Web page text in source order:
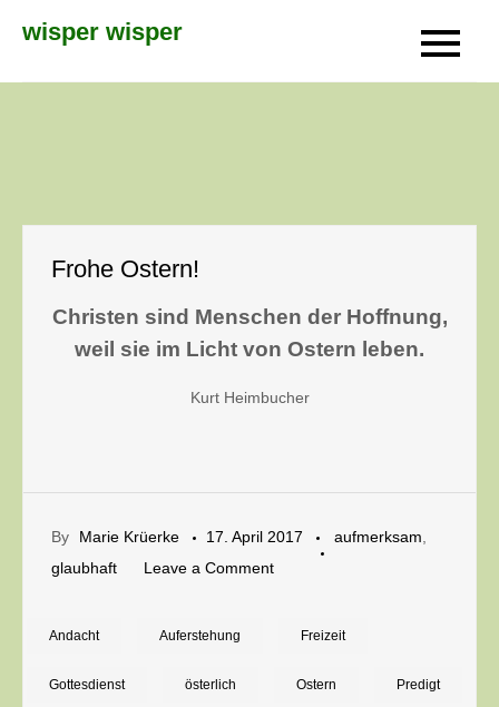
wisper wisper
Frohe Ostern!
Christen sind Menschen der Hoffnung,
weil sie im Licht von Ostern leben.
Kurt Heimbucher
By Marie Krüerke 17. April 2017 aufmerksam
glaubhaft
Leave a Commenton
Ostern!
Andacht Auferstehung Freizeit
Gottesdienst österlich Ostern Predigt